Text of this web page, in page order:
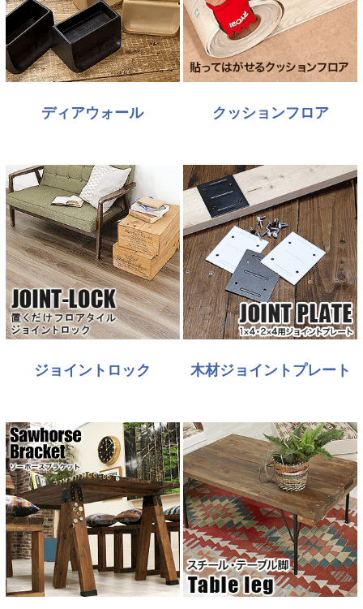
ディアウォール クッションフロア
ジョイントロック 木材ジョイントプレート